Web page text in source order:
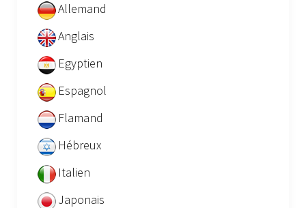
Allemand
Anglais
Egyptien
Espagnol
Flamand
Hébreux
Italien
Japonais